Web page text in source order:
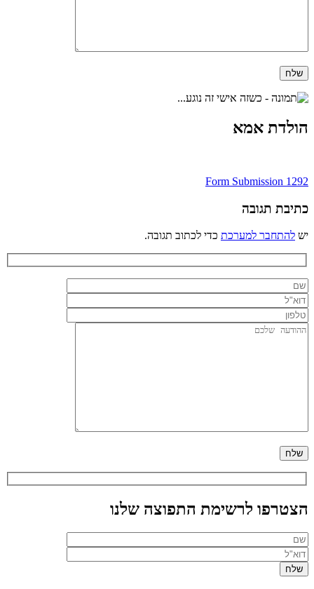
הולדת אמא
ניווט
Form Submission 1292
כתיבת תגובה
יש להתחבר למערכת כדי לכתוב תגובה.
הצטרפו לרשימת התפוצה שלנו